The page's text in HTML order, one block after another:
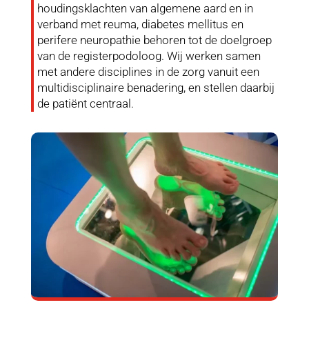
houdingsklachten van algemene aard en in
verband met reuma, diabetes mellitus en
perifere neuropathie behoren tot de doelgroep
van de registerpodoloog. Wij werken samen
met andere disciplines in de zorg vanuit een
multidisciplinaire benadering, en stellen daarbij
de patiënt centraal.